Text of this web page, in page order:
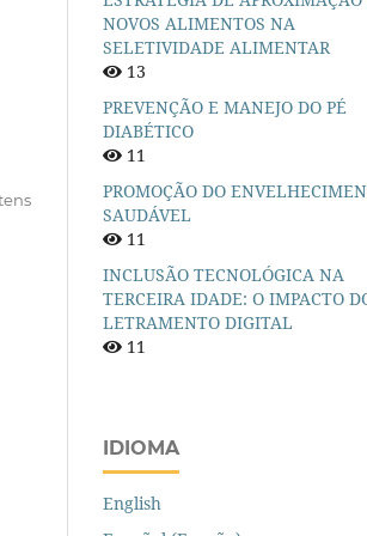
NOVOS ALIMENTOS NA
SELETIVIDADE ALIMENTAR
13
PREVENÇÃO E MANEJO DO PÉ
DIABÉTICO
11
PROMOÇÃO DO
SAUDÁVEL
11
INCLUSÃO TECNOLÓGICA NA
TERCEIRA IDADE: O IMPACTO
LETRAMENTO DIGITAL
11
IDIOMA
English